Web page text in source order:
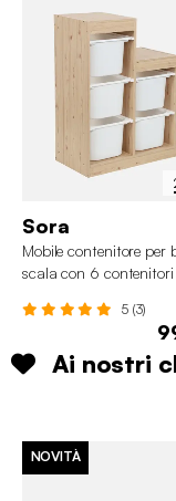
Sora
Mobile contenitore per
scala con 6 contenitori
5 (3)
Ai nostri
NOVITÀ